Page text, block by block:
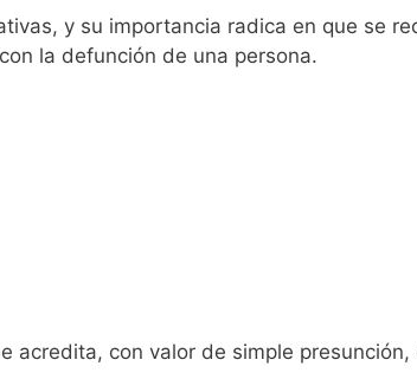
y su importancia radica en que se
la defunción de una persona.
con valor de simple